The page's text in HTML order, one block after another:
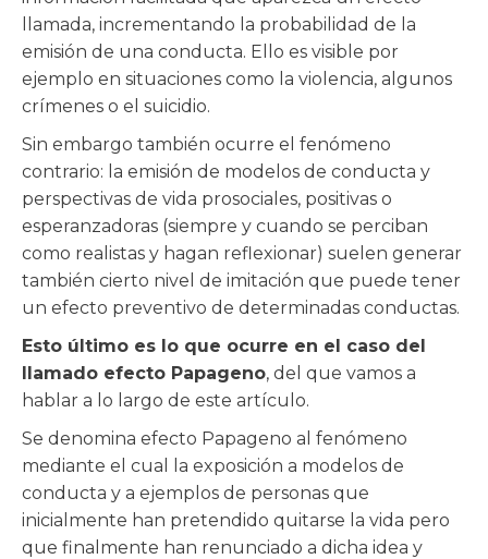
llamada, incrementando la probabilidad de la
emisión de una conducta. Ello es visible por
ejemplo en situaciones como la violencia, algunos
crímenes o el suicidio.
Sin embargo también ocurre el fenómeno
contrario: la emisión de modelos de conducta y
perspectivas de vida prosociales, positivas o
esperanzadoras (siempre y cuando se perciban
como realistas y hagan reflexionar) suelen generar
también cierto nivel de imitación que puede tener
un efecto preventivo de determinadas conductas.
Esto último es lo que ocurre en el caso del
llamado efecto Papageno, del que vamos a
hablar a lo largo de este artículo.
Se denomina efecto Papageno al fenómeno
mediante el cual la exposición a modelos de
conducta y a ejemplos de personas que
inicialmente han pretendido quitarse la vida pero
que finalmente han renunciado a dicha idea y